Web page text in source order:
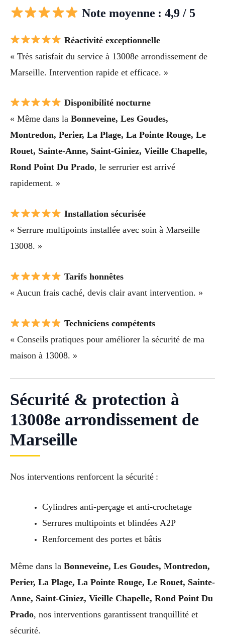
Note moyenne : 4,9 / 5
Réactivité exceptionnelle
« Très satisfait du service à 13008e arrondissement de
Marseille. Intervention rapide et efficace. »
Disponibilité nocturne
« Même dans la Bonneveine, Les Goudes,
Montredon, Perier, La Plage, La Pointe Rouge, Le
Rouet, Sainte-Anne, Saint-Giniez, Vieille Chapelle,
Rond Point Du Prado, le serrurier est arrivé
rapidement. »
Installation sécurisée
« Serrure multipoints installée avec soin à Marseille
13008. »
Tarifs honnêtes
« Aucun frais caché, devis clair avant intervention. »
Techniciens compétents
« Conseils pratiques pour améliorer la sécurité de ma
maison à 13008. »
Sécurité & protection à
13008e arrondissement de
Marseille
Nos interventions renforcent la sécurité :
Cylindres anti-perçage et anti-crochetage
Serrures multipoints et blindées A2P
Renforcement des portes et bâtis
Même dans la Bonneveine, Les Goudes, Montredon,
Perier, La Plage, La Pointe Rouge, Le Rouet, Sainte-
Anne, Saint-Giniez, Vieille Chapelle, Rond Point Du
Prado, nos interventions garantissent tranquillité et
sécurité.